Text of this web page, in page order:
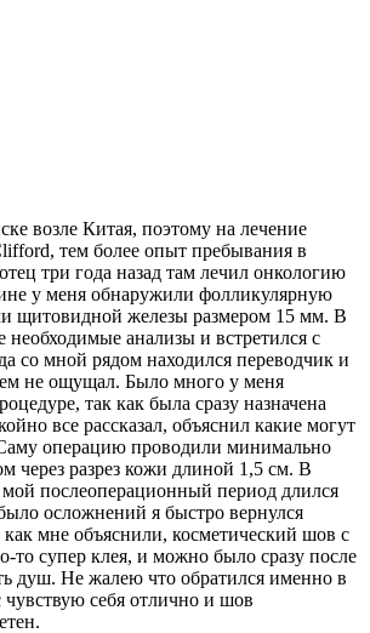
возле Китая, поэтому на лечение
тем более опыт пребывания в
три года назад там лечил онкологию
у меня обнаружили фолликулярную
щитовидной железы размером 15 мм. В
необходимые анализы и встретился с
со мной рядом находился переводчик и
не ощущал. Было много у меня
так как была сразу назначена
все рассказал, объяснил какие могут
операцию проводили минимально
через разрез кожи длиной 1,5 см. В
послеоперационный период длился
осложнений я быстро вернулся
мне объяснили, косметический шов с
то супер клея, и можно было сразу после
душ. Не жалею что обратился именно в
чувствую себя отлично и шов